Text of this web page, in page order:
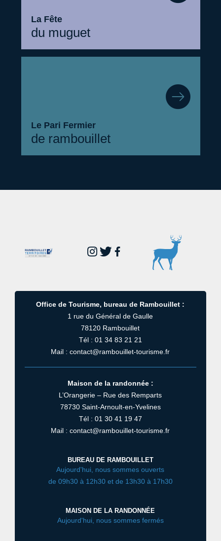
La Fête
du muguet
Le Pari Fermier
de rambouillet
Office de Tourisme, bureau de Rambouillet :
1 rue du Général de Gaulle
78120 Rambouillet
Tél : 01 34 83 21 21
Mail : contact@rambouillet-tourisme.fr
Maison de la randonnée :
L’Orangerie – Rue des Remparts
78730 Saint-Arnoult-en-Yvelines
Tél : 01 30 41 19 47
Mail : contact@rambouillet-tourisme.fr
BUREAU DE RAMBOUILLET
Aujourd'hui, nous sommes ouverts
de 09h30 à 12h30 et de 13h30 à 17h30
MAISON DE LA RANDONNÉE
Aujourd'hui, nous sommes fermés